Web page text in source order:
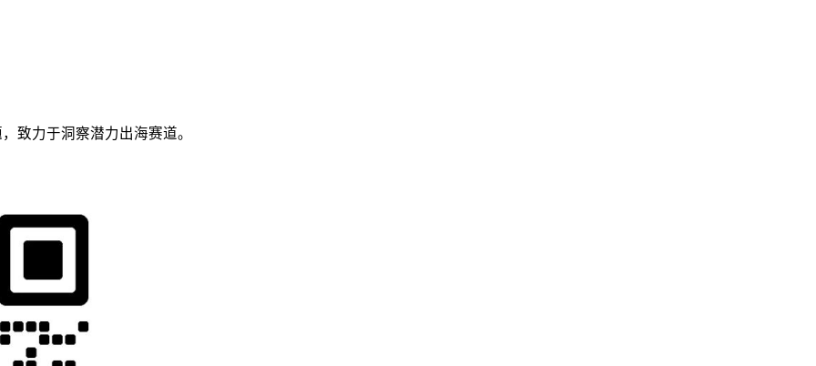
致力于洞察潜力出海赛道。